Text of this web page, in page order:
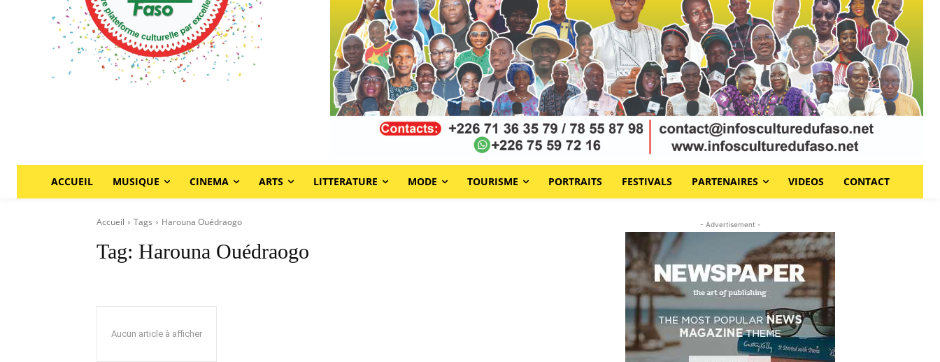
ACCUEIL MUSIQUE CINEMA ARTS LITTERATURE MODE TOURISME PORTRAITS FESTIVALS PARTENAIRES VIDEOS CONTACT
Accueil Tags Harouna Ouédraogo
Tag: Harouna Ouédraogo
Aucun article à afficher
- Advertisement -